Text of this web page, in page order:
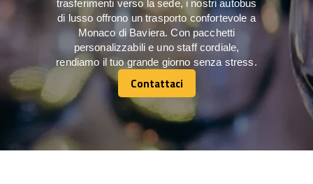
trasferimenti verso la sede, i nostri autobus
di lusso offrono un trasporto confortevole a
Monaco di Baviera. Con pacchetti
personalizzabili e uno staff cordiale,
rendiamo il tuo grande giorno senza stress.
Contattaci
Contattaci